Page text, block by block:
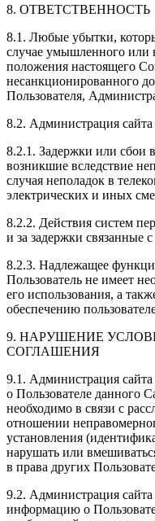
8. ОТВЕТСТВЕННОСТЬ
8.1. Любые убытки,
случае умышленного или
положения настоящего
несанкционированного
Пользователя,
8.2. Администрация сайта
8.2.1. Задержки или сбои
возникшие вследствие
случая неполадок в
электрических и иных
8.2.2. Действия систем
и за задержки связанные
8.2.3. Надлежащее
Пользователь не имеет
его использования, а
обеспечению
9. НАРУШЕНИЕ
СОГЛАШЕНИЯ
9.1. Администрация
о Пользователе данного
необходимо в связи с
отношении
установления
нарушать или
в права других
9.2. Администрация
информацию о